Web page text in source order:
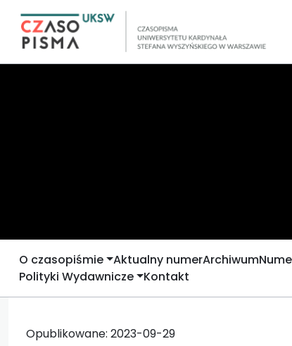
O czasopiśmie Aktualny numerArchiwum
Polityki Wydawnicze Kontakt
Opublikowane: 2023-09-29